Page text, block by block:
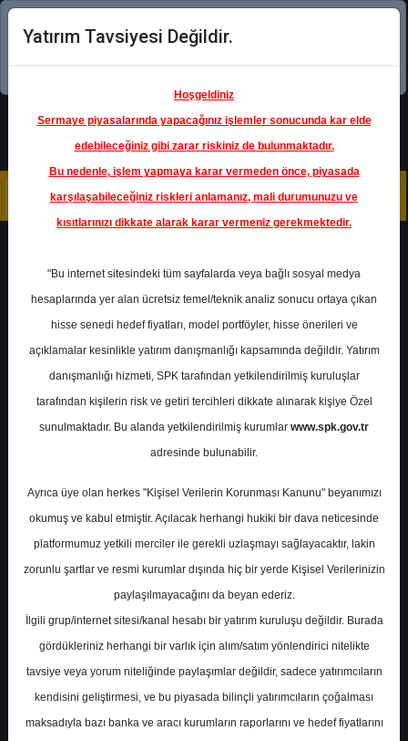
Şimdi uygulamayı indirin!
Ana Sayfa Raporlar
GCM Yatırım
Rapor Detay
THYAO - Mayıs 2026
Trafik Sonuçları
A- A+
THYAO - Mayıs 2026 Trafik Sonuçları
Yatırım Tavsiyesi Değildir.
Hoşgeldiniz
Sermaye piyasalarında yapacağınız işlemler sonucunda kar elde
edebileceğiniz gibi zarar riskiniz de bulunmaktadır.
Bu nedenle, işlem yapmaya karar vermeden önce, piyasada
karşılaşabileceğiniz riskleri anlamanız, mali durumunuzu ve
kısıtlarınızı dikkate alarak karar vermeniz gerekmektedir.
"Bu internet sitesindeki tüm sayfalarda veya bağlı sosyal medya
hesaplarında yer alan ücretsiz temel/teknik analiz sonucu ortaya çıkan
hisse senedi hedef fiyatları, model portföyler, hisse önerileri ve
açıklamalar kesinlikle yatırım danışmanlığı kapsamında değildir. Yatırım
danışmanlığı hizmeti, SPK tarafından yetkilendirilmiş kuruluşlar
tarafından kişilerin risk ve getiri tercihleri dikkate alınarak kişiye Özel
sunulmaktadır. Bu alanda yetkilendirilmiş kurumlar www.spk.gov.tr
adresinde bulunabilir.
Ayrıca üye olan herkes "Kişisel Verilerin Korunması Kanunu" beyanımızı
okumuş ve kabul etmiştir. Açılacak herhangi hukiki bir dava neticesinde
platformumuz yetkili merciler ile gerekli uzlaşmayı sağlayacaktır, lakin
zorunlu şartlar ve resmi kurumlar dışında hiç bir yerde Kişisel Verilerinizin
paylaşılmayacağını da beyan ederiz.
İlgili grup/internet sitesi/kanal hesabı bir yatırım kuruluşu değildir. Burada
gördükleriniz herhangi bir varlık için alım/satım yönlendirici nitelikte
tavsiye veya yorum niteliğinde paylaşımlar değildir, sadece yatırımcıların
kendisini geliştirmesi, ve bu piyasada bilinçli yatırımcıların çoğalması
maksadıyla bazı banka ve aracı kurumların raporlarını ve hedef fiyatlarını